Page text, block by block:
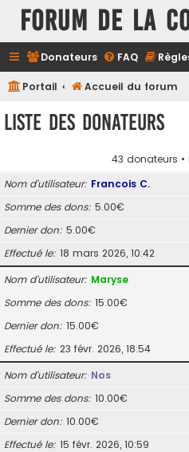
FORUM DE LA
Donateurs FAQ
Portail Accueil du forum
Liste des donateurs
43 donateurs •
Nom d’utilisateur Francois C.
Somme des dons 5.00€
Dernier don 5.00€
Effectué le 18 mars 2026, 10:42
Nom d’utilisateur Maryse
Somme des dons 15.00€
Dernier don 15.00€
Effectué le 23 févr. 2026, 18:54
Nom d’utilisateur Nos
Somme des dons 10.00€
Dernier don 10.00€
Effectué le 15 févr. 2026, 10:59